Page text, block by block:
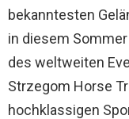
bekanntesten
in diesem
des weltweiten
Strzegom Horse
hochklassigen